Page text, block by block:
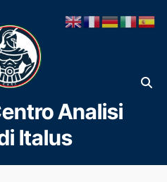
al
contenuto
Analisi
Italus